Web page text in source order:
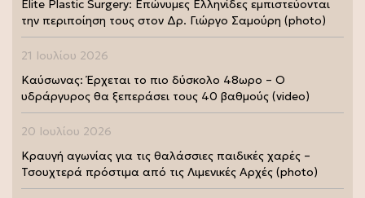
Elite Plastic Surgery: Επώνυμες Ελληνίδες εμπιστεύονται
την περιποίηση τους στον Δρ. Γιώργο Σαμούρη (photo)
21 Ιουλίου 2026
Καύσωνας: Έρχεται το πιο δύσκολο 48ωρο – Ο
υδράργυρος θα ξεπεράσει τους 40 βαθμούς (video)
20 Ιουλίου 2026
Κραυγή αγωνίας για τις θαλάσσιες παιδικές χαρές –
Τσουχτερά πρόστιμα από τις Λιμενικές Αρχές (photo)